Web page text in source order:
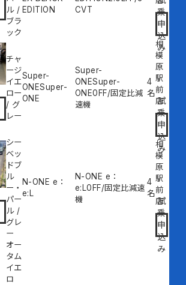
ル/
ブラ
ック
EDITION
CVT
乗
申
込
み
チャ
ージ
イエ
ロー
/ グ
レー
Super-
ONESuper-
ONE
Super-
ONESuper-
ONE0 FF/固定比減
速機
4
名
相
模
原
駅
前
店
試
乗
申
込
み
シー
ベッ
ドブ
ル
ー・
パー
ル/
グレ
ー
N-ONE e：
e:L
N-ONE e：
e:L0 FF/固定比減速
機
4
名
相
模
原
駅
前
店
試
乗
申
込
み
オー
タム
イエ
ロ